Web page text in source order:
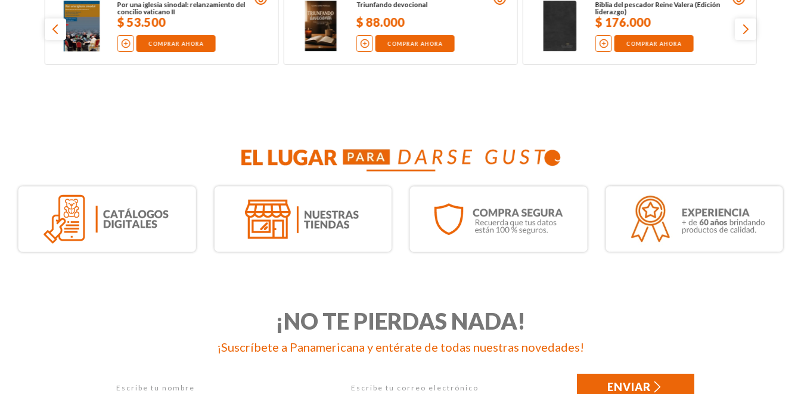
Por una iglesia sinodal: relanzamiento del
concilio vaticano II
$53.500
COMPRAR AHORA
Triunfando devocional
$88.000
COMPRAR AHORA
Biblia del pescador Reine Valera (Edición
liderazgo)
$ 176.000
COMPRAR AHORA
¡NO TE PIERDAS NADA!
¡Suscríbete a Panamericana y entérate de todas nuestras novedades!
ENVIAR